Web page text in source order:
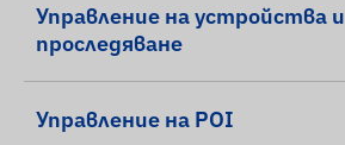
Управление на устройства и
проследяване
Управление на POI